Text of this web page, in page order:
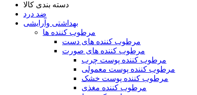
دسته بندی کالا
ضد درد
بهداشتی وآرایشی
مرطوب کننده ها
مرطوب کننده های دست
مرطوب کننده های صورت
مرطوب کننده پوست چرب
مرطوب کننده پوست معمولی
مرطوب کننده پوست خشک
مرطوب کننده مغذی